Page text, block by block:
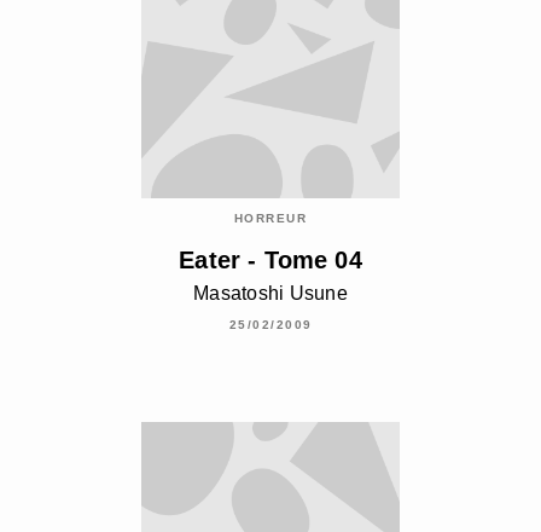
HORREUR
Eater - Tome 04
Masatoshi Usune
25/02/2009